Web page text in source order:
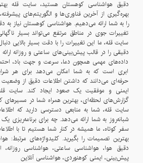
بهره‌گیری از آخرین فناوری‌ها و الگوریتم‌های
را به شما ارائه می‌دهیم. هواشناسی
سایت قله، ما این تغییرات را با دقت بسیار بالایی
داده‌های مهمی همچون دما، سرعت و جهت باد،
حرفه‌ای می‌دانند که داشتن اطلاعات دقیق از وضعیت
ایمنی و موفقیت
سایت قله، شما به منابعی دسترسی دارید که
شبانه‌روز به شما ارائه می‌دهد. چه
سفر کوتاه، ما همیشه در کنار شما هستیم تا با
بهترین تصمیمات را بگیرید.
دقیق هوا، هواشناسی ساعتی، هواشناسی روزانه،
پیش‌بینی، ایمنی کوهنوردی، هواشناسی آنلاین